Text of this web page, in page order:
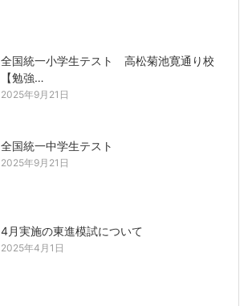
全国統一小学生テスト 高松菊池寛通り校
【勉強…
2025年9月21日
全国統一中学生テスト
2025年9月21日
4月実施の東進模試について
2025年4月1日